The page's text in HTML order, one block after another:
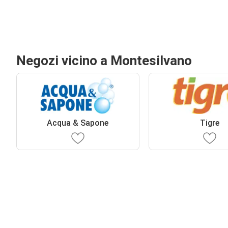
Negozi vicino a Montesilvano
Acqua & Sapone Tigre